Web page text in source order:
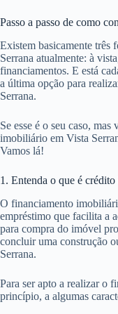
Passo a passo de como
Existem basicamente três
Serrana atualmente: à
financiamentos. E está
a última opção para
Serrana.
Se esse é o seu caso,
imobiliário em Vista
Vamos lá!
1. Entenda o que é
O financiamento
empréstimo que facilita a
para compra do imóvel
concluir uma construção
Serrana.
Para ser apto a realizar o
princípio, a algumas